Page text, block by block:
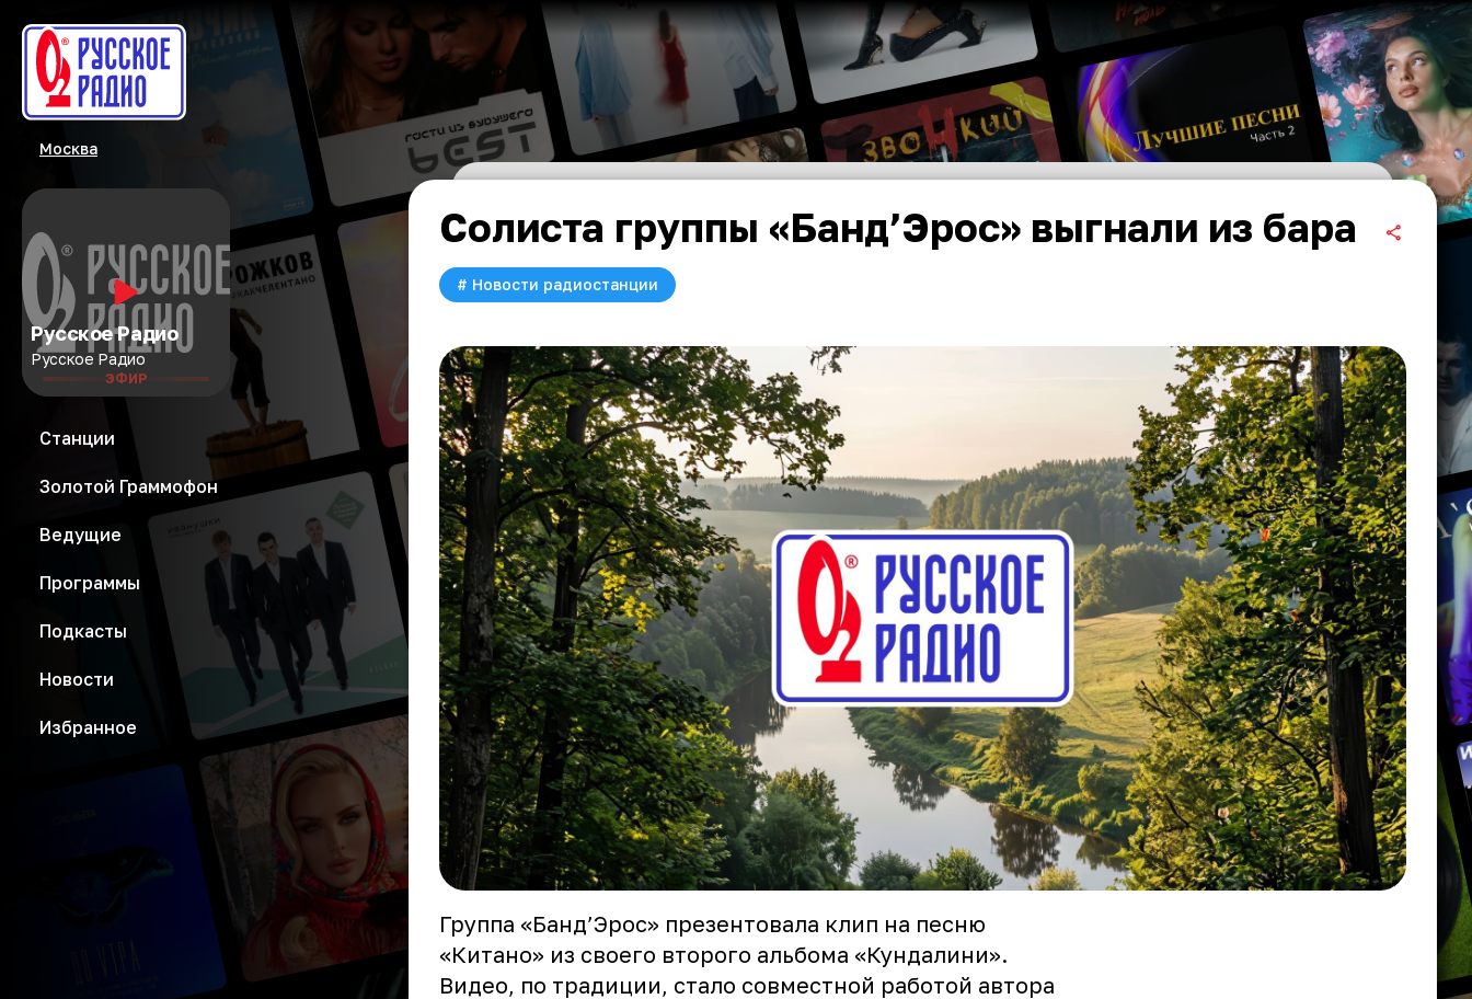
Москва
Русское Радио
Русское Радио
ЭФИР
Станции
Золотой Граммофон
Ведущие
Программы
Подкасты
Новости
Избранное
Солиста группы «Банд’Эрос» выгнали из бара
# Новости радиостанции
Группа «Банд’Эрос» презентовала клип на песню
«Китано» из своего второго альбома «Кундалини».
Видео, по традиции, стало совместной работой автора